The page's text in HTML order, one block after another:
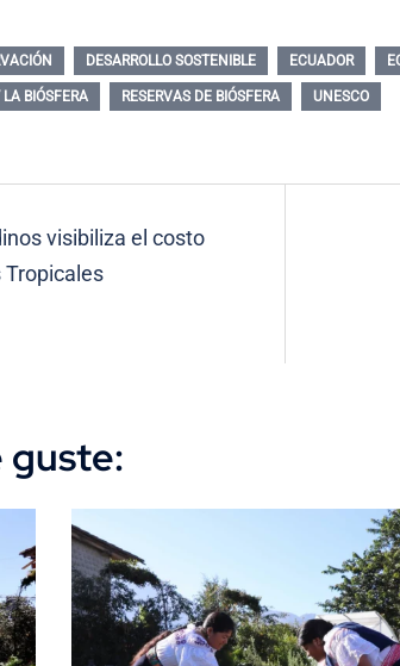
DESARROLLO SOSTENIBLE ECUADOR
BIÓSFERA RESERVAS DE BIÓSFERA UNESCO
visibiliza el costo
Tropicales
guste: